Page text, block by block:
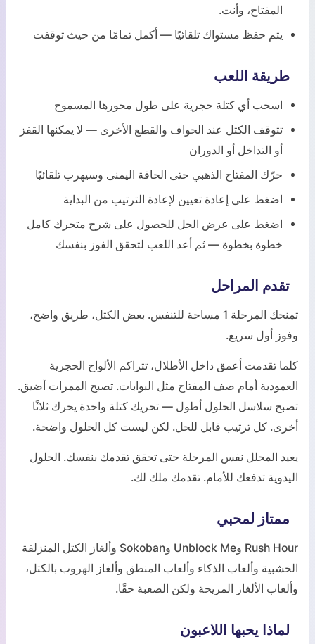
المفتاح، وأنت.
يتم حفظ مستواك تلقائيًا — أكمل تمامًا من حيث توقفت
طريقة اللعب
اسحب أي كتلة حجرية على طول محورها المسموح
تتوقف الكتل عند الحواف والقطع الأخرى — لا يمكنها القفز
أو التداخل أو الدوران
حرّك المفتاح الذهبي حتى الحافة اليمنى وسيهرب تلقائيًا
اضغط على إعادة تعيين لإعادة الترتيب من البداية
اضغط على عرض الحل للحصول على شرح متحرك كامل
خطوة بخطوة — ثم أعد اللعب لتحقق الفوز بنفسك
تقدم المراحل
تمنحك المرحلة 1 مساحة للتنفس. بعض الكتل، طريق واضح،
وفوز أول سريع.
كلما تقدمت أعمق داخل الأطلال، تتراكم الألواح الحجرية
العمودية أمام صف المفتاح مثل البوابات. تصبح الممرات أضيق.
تصبح سلاسل الحلول أطول — تحريك كتلة واحدة يحرك ثلاثًا
أخرى. كل ترتيب قابل للحل. لكن ليست كل الحلول واضحة.
يعيد المحلل نفس المرحلة حتى تحقق تقدمك بنفسك. الحلول
اليدوية تدفعك للأمام. تقدمك ملك لك.
ممتاز لمحبي
Rush Hour وUnblock Me وSokoban وألغاز الكتل المنزلقة
الخشبية وألعاب الذكاء وألعاب المنطق وألغاز الهروب بالكتل،
وألعاب الألغاز المريحة ولكن الصعبة حقًا.
لماذا يحبها اللاعبون